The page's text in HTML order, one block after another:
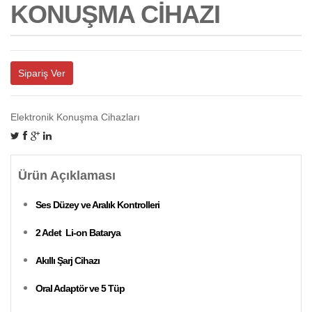
KONUŞMA CİHAZI
Sipariş Ver
Elektronik Konuşma Cihazları
Ürün Açıklaması
Ses Düzey ve Aralık Kontrolleri
2 Adet Li-on Batarya
Akıllı Şarj Cihazı
Oral Adaptör ve 5 Tüp